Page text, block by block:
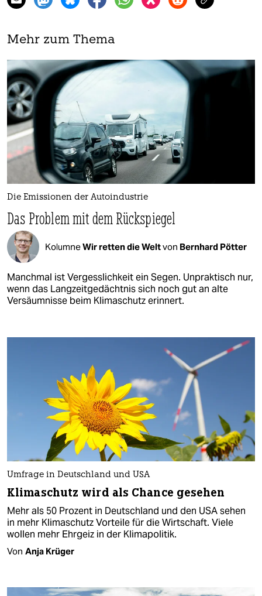
Mehr zum Thema
Die Emissionen der Autoindustrie
Das Problem mit dem Rückspiegel
KolumneWir retten die Weltvon Bernhard Pötter
Manchmal ist Vergesslichkeit ein Segen. Unpraktisch nur,
wenn das Langzeitgedächtnis sich noch gut an alte
Versäumnisse beim Klimaschutz erinnert.
Umfrage in Deutschland und USA
Klimaschutz wird als Chance gesehen
Mehr als 50 Prozent in Deutschland und den USA sehen
in mehr Klimaschutz Vorteile für die Wirtschaft. Viele
wollen mehr Ehrgeiz in der Klimapolitik.
Von Anja Krüger